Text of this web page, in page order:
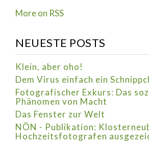
More on RSS
NEUESTE POSTS
Klein, aber oho!
Dem Virus einfach ein
Fotografischer Exkurs: Das
Phänomen von Macht
Das Fenster zur Welt
NÖN - Publikation:
Hochzeitsfotografen